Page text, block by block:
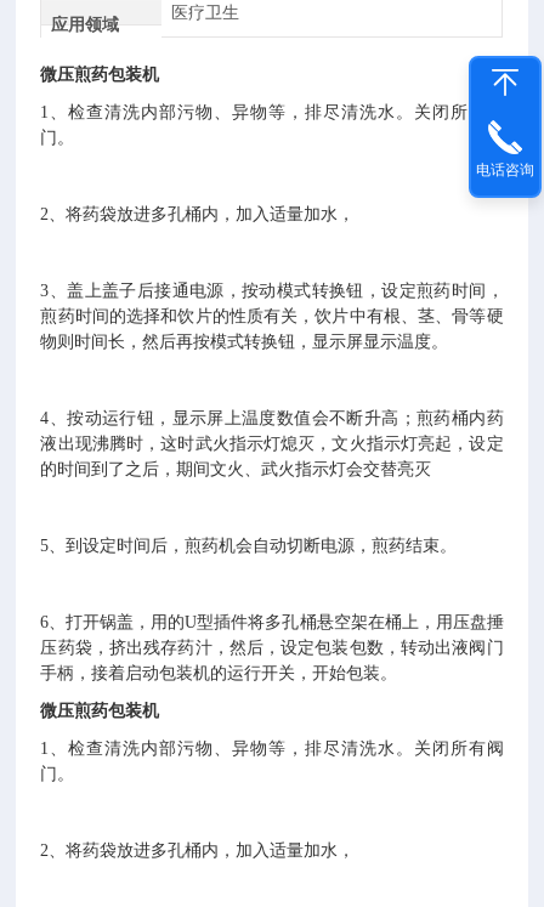
应用领域
医疗卫生
微压煎药包装机
1、检查清洗内部污物、异物等，排尽清洗水。关闭所有阀
门。
2、将药袋放进多孔桶内，加入适量加水，
3、盖上盖子后接通电源，按动模式转换钮，设定煎药时间，
煎药时间的选择和饮片的性质有关，饮片中有根、茎、骨等硬
物则时间长，然后再按模式转换钮，显示屏显示温度。
4、按动运行钮，显示屏上温度数值会不断升高；煎药桶内药
液出现沸腾时，这时武火指示灯熄灭，文火指示灯亮起，设定
的时间到了之后，期间文火、武火指示灯会交替亮灭
5、到设定时间后，煎药机会自动切断电源，煎药结束。
6、打开锅盖，用的U型插件将多孔桶悬空架在桶上，用压盘捶
压药袋，挤出残存药汁，然后，设定包装包数，转动出液阀门
手柄，接着启动包装机的运行开关，开始包装。
微压煎药包装机
1、检查清洗内部污物、异物等，排尽清洗水。关闭所有阀
门。
2、将药袋放进多孔桶内，加入适量加水，
电话咨询